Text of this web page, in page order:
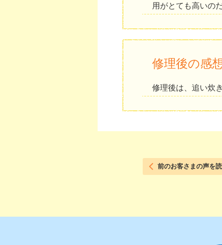
用がとても高いの
修理後の感
修理後は、追い炊
前のお客さまの声を